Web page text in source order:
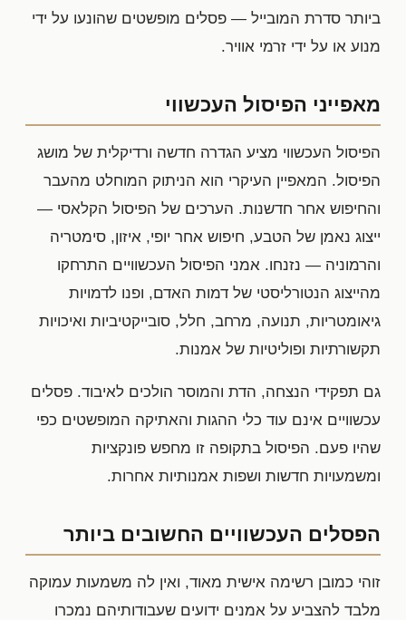
ביותר סדרת המובייל — פסלים מופשטים שהונעו על ידי
מנוע או על ידי זרמי אוויר.
מאפייני הפיסול העכשווי
הפיסול העכשווי מציע הגדרה חדשה ורדיקלית של מושג
הפיסול. המאפיין העיקרי הוא הניתוק המוחלט מהעבר
והחיפוש אחר חדשנות. הערכים של הפיסול הקלאסי —
ייצוג נאמן של הטבע, חיפוש אחר יופי, איזון, סימטריה
והרמוניה — נזנחו. אמני הפיסול העכשוויים התרחקו
מהייצוג הנטורליסטי של דמות האדם, ופנו לדמויות
גיאומטריות, תנועה, מרחב, חלל, סובייקטיביות ואיכויות
תקשורתיות ופוליטיות של אמנות.
גם תפקידי הנצחה, הדת והמוסר הולכים לאיבוד. פסלים
עכשוויים אינם עוד כלי ההגות והאתיקה המופשטים כפי
שהיו פעם. הפיסול בתקופה זו מחפש פונקציות
ומשמעויות חדשות ושפות אמנותיות אחרות.
הפסלים העכשוויים החשובים ביותר
זוהי כמובן רשימה אישית מאוד, ואין לה משמעות עמוקה
מלבד להצביע על אמנים ידועים שעבודותיהם נמכרו